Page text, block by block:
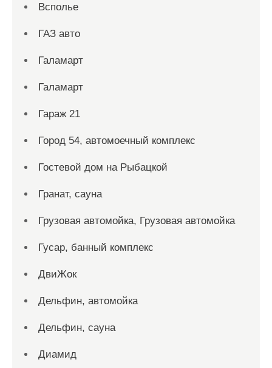
Всполье
ГАЗ авто
Галамарт
Галамарт
Гараж 21
Город 54, автомоечный комплекс
Гостевой дом на Рыбацкой
Гранат, сауна
Грузовая автомойка, Грузовая автомойка
Гусар, банный комплекс
ДвиЖок
Дельфин, автомойка
Дельфин, сауна
Диамид